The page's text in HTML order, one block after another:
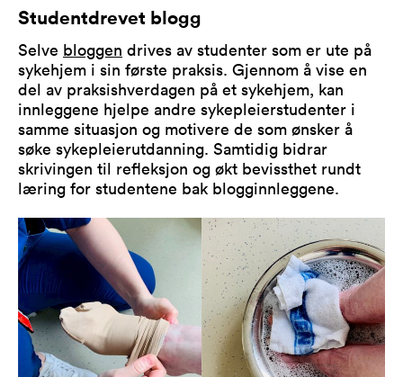
Studentdrevet blogg
Selve bloggen drives av studenter som er ute på
sykehjem i sin første praksis. Gjennom å vise en
del av praksishverdagen på et sykehjem, kan
innleggene hjelpe andre sykepleierstudenter i
samme situasjon og motivere de som ønsker å
søke sykepleierutdanning. Samtidig bidrar
skrivingen til refleksjon og økt bevissthet rundt
læring for studentene bak blogginnleggene.